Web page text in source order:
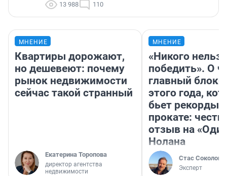
13 988 110
МНЕНИЕ
Квартиры дорожают,
но дешевеют: почему
рынок недвижимости
сейчас такой странный
Екатерина Торопова
директор агентства
недвижимости
МНЕНИЕ
«Никого нельзя
победить». О
главный
этого года,
бьет рекорды в
прокате:
отзыв на
Нолана
Стас Соколов
Эксперт